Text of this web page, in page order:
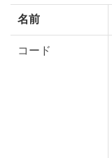
名前
コード